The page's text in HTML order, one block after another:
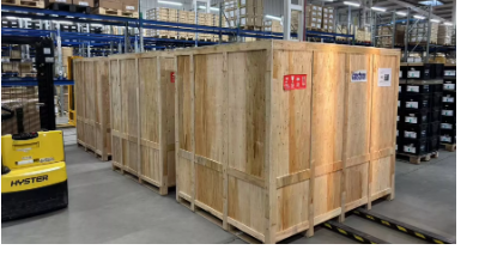
δέσμης) σε σύγκριση με την όραση εκτός άξονα
(πλευρικού άξονα) για ενσωματωμένη σήμανση λέιζερ
08 Ιανουαρίου 2025